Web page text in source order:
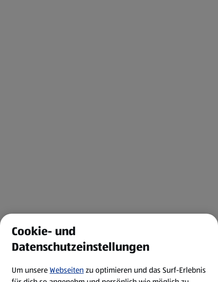
Cookie- und
Datenschutzeinstellungen
Um unsereWebseitenzu optimieren und das Surf-Erlebnis